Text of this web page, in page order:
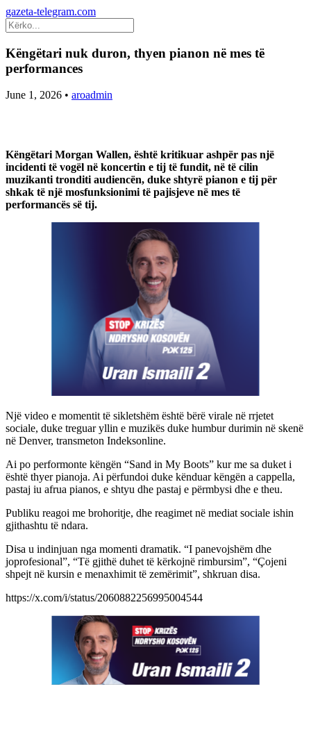
gazeta-telegram.com
Këngëtari nuk duron, thyen pianon në mes të
performances
June 1, 2026 • aroadmin
Këngëtari Morgan Wallen, është kritikuar ashpër pas një
incidenti të vogël në koncertin e tij të fundit, në të cilin
muzikanti tronditi audiencën, duke shtyrë pianon e tij për
shkak të një mosfunksionimi të pajisjeve në mes të
performancës së tij.
Një video e momentit të sikletshëm është bërë virale në rrjetet
sociale, duke treguar yllin e muzikës duke humbur durimin në skenë
në Denver, transmeton Indeksonline.
Ai po performonte këngën “Sand in My Boots” kur me sa duket i
është thyer pianoja. Ai përfundoi duke kënduar këngën a cappella,
pastaj iu afrua pianos, e shtyu dhe pastaj e përmbysi dhe e theu.
Publiku reagoi me brohoritje, dhe reagimet në mediat sociale ishin
gjithashtu të ndara.
Disa u indinjuan nga momenti dramatik. “I panevojshëm dhe
joprofesional”, “Të gjithë duhet të kërkojnë rimbursim”, “Çojeni
shpejt në kursin e menaxhimit të zemërimit”, shkruan disa.
https://x.com/i/status/2060882256995004544